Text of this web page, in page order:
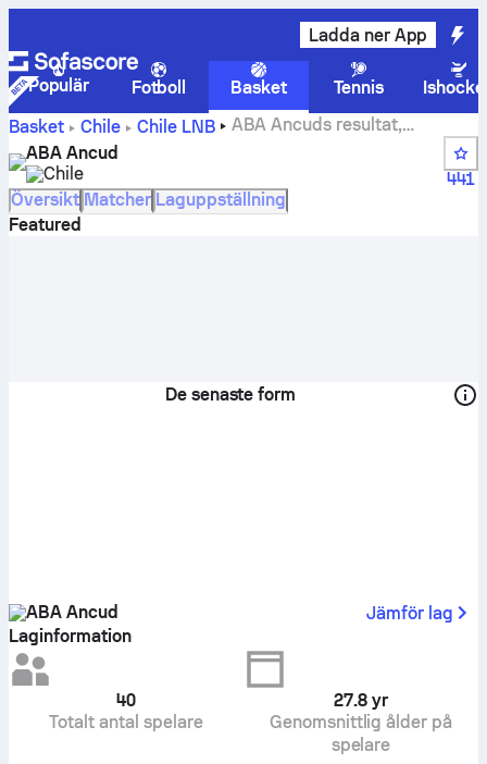
Ladda ner App
Populär Fotboll Basket Tennis
Basket
Chile Chile LNB
ABA Ancuds resultat,
tabellställning, spelschema och spelare
ABA Ancud
Chile
441
Översikt Matcher Laguppställning
Featured
De senaste form
ABA Ancud
Jämför lag
Laginformation
40
Totalt antal spelare
27.8 yr
Genomsnittlig ålder på
spelare